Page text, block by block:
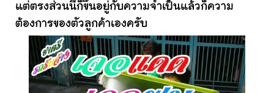
แต่ตรงส่วนนี้ก็ขึ้นอยู่กับความจำเป็นแล้วก็ความ
ต้องการของตัวลูกค้าเองครับ